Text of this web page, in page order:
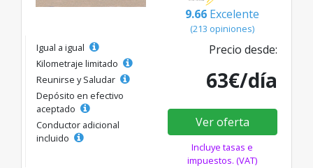
9.66 Excelente
(213 opiniones)
Igual a igual
Kilometraje limitado
Reunirse y Saludar
Depósito en efectivo
aceptado
Conductor adicional
incluido
Precio desde:
63€/día
Ver oferta
Incluye tasas e
impuestos. (VAT)